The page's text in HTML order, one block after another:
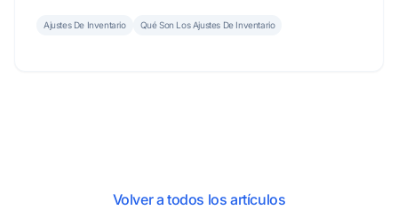
Ajustes De Inventario Qué Son Los Ajustes De Inventario
Volver a todos los artículos